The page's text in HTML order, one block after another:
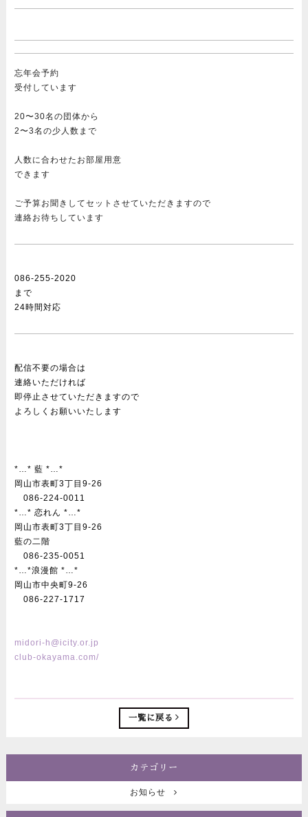
忘年会予約
受付しています
20〜30名の団体から
2〜3名の少人数まで
人数に合わせたお部屋用意
できます
ご予算お聞きしてセットさせていただきますので
連絡お待ちしています
086-255-2020
まで
24時間対応
配信不要の場合は
連絡いただければ
即停止させていただきますので
よろしくお願いいたします
*…* 藍 *…*
岡山市表町3丁目9-26
086-224-0011
*…* 恋れん *…*
岡山市表町3丁目9-26
藍の二階
086-235-0051
*…*浪漫館 *…*
岡山市中央町9-26
086-227-1717
midori-h@icity.or.jp
club-okayama.com/
一覧に戻る
カテゴリー
お知らせ